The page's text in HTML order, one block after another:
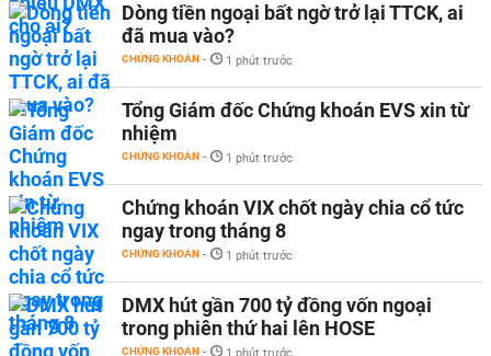
Dòng tiền ngoại bất ngờ trở lại TTCK, ai
đã mua vào?
CHỨNG KHOÁN - 1 phút trước
Tổng Giám đốc Chứng khoán EVS xin từ
nhiệm
CHỨNG KHOÁN - 1 phút trước
Chứng khoán VIX chốt ngày chia cổ tức
ngay trong tháng 8
CHỨNG KHOÁN - 1 phút trước
DMX hút gần 700 tỷ đồng vốn ngoại
trong phiên thứ hai lên HOSE
CHỨNG KHOÁN -